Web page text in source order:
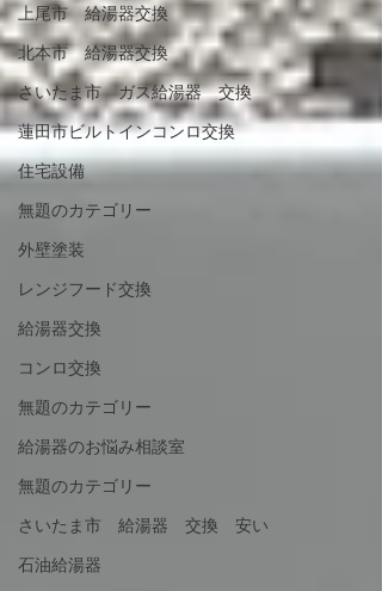
上尾市 給湯器交換
北本市 給湯器交換
さいたま市 ガス給湯器 交換
蓮田市ビルトインコンロ交換
住宅設備
無題のカテゴリー
外壁塗装
レンジフード交換
給湯器交換
コンロ交換
無題のカテゴリー
給湯器のお悩み相談室
無題のカテゴリー
さいたま市 給湯器 交換 安い
石油給湯器